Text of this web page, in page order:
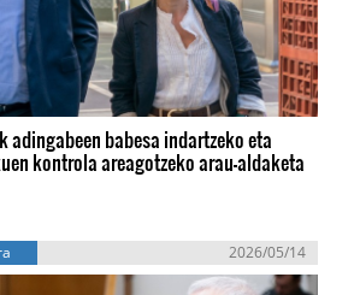
adingabeen babesa indartzeko eta
kontrola areagotzeko arau-aldaketa
2026/05/14